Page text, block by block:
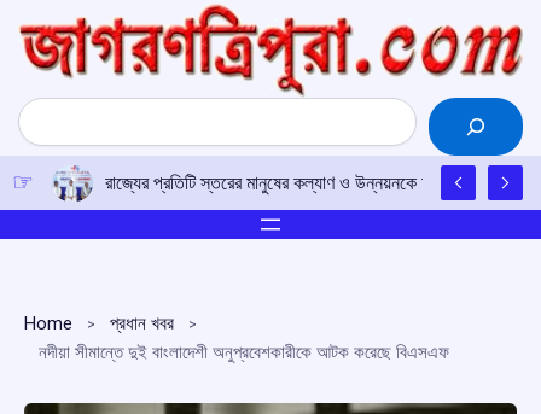
content
Search
রাজ্যের প্রতিটি স্তরের মানুষের কল্যাণ ও উন্নয়নকে অগ্রাধিকার দিয়ে
Home
প্রধান খবর
নদীয়া সীমান্তে দুই বাংলাদেশী অনুপ্রবেশকারীকে আটক করেছে বিএসএফ